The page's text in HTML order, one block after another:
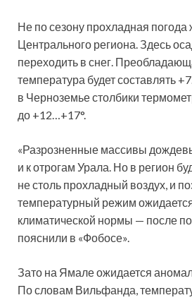
Не по сезону прохладная погода
Центрального региона. Здесь
переходить в снег.
температура будет составлять
в Черноземье столбики
до +12…+17°.
«Разрозненные массивы
и к отрогам Урала. Но в регион
не столь прохладный воздух, и
температурный режим
климатической нормы — после
пояснили в «Фобосе».
Зато на Ямале ожидается
По словам Вильфанда,